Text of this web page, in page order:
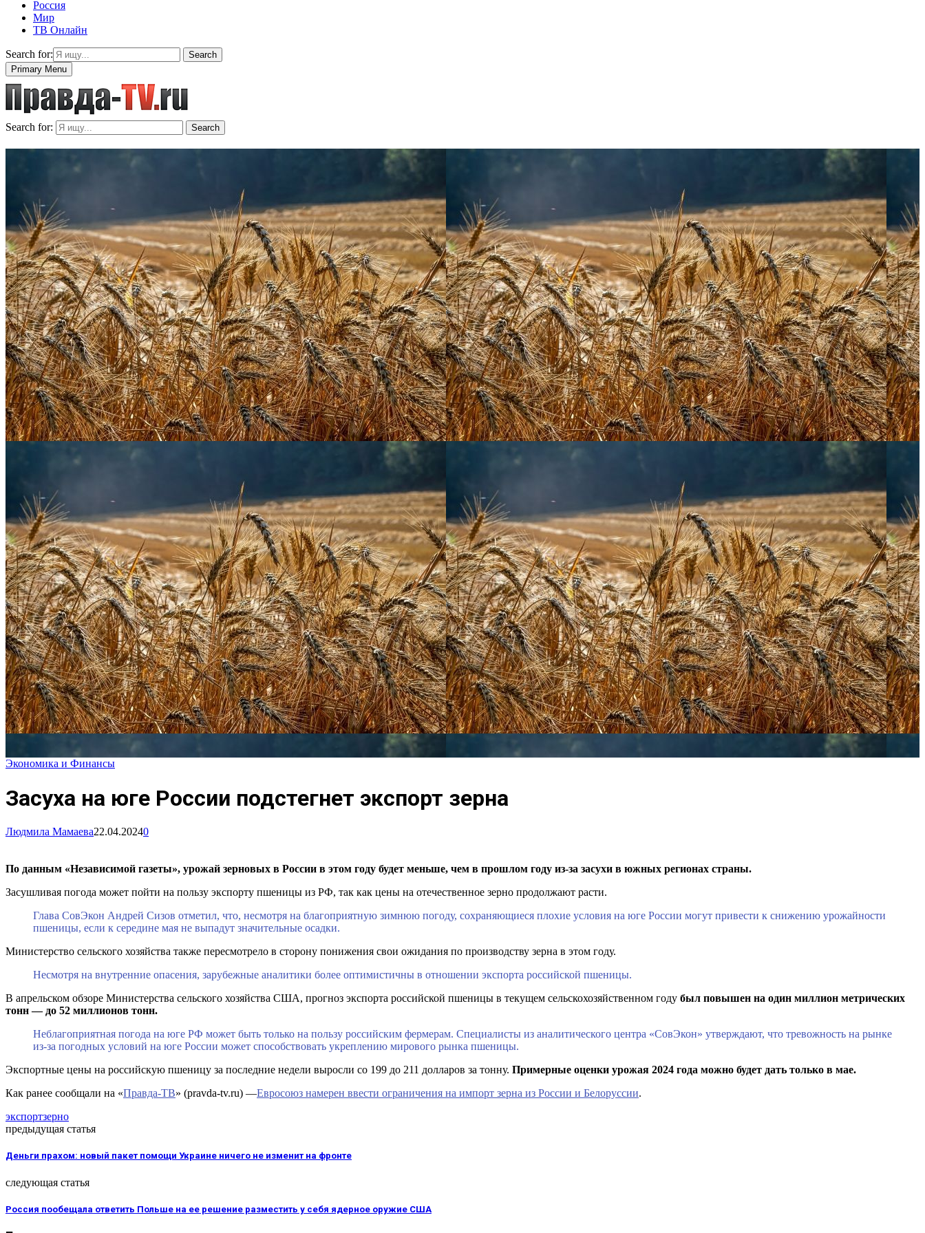
Россия
Мир
ТВ Онлайн
Search for:
Search
Primary Menu
Search for: Search
Экономика и Финансы
Засуха на юге России подстегнет экспорт зерна
Людмила Мамаева22.04.20240
По данным «Независимой газеты», урожай зерновых в России в этом году будет меньше, чем в прошлом году из-за засухи в южных регионах страны.
Засушливая погода может пойти на пользу экспорту пшеницы из РФ, так как цены на отечественное зерно продолжают расти.
Глава СовЭкон Андрей Сизов отметил, что, несмотря на благоприятную зимнюю погоду, сохраняющиеся плохие условия на юге России могут привести к снижению урожайности
пшеницы, если к середине мая не выпадут значительные осадки.
Министерство сельского хозяйства также пересмотрело в сторону понижения свои ожидания по производству зерна в этом году.
Несмотря на внутренние опасения, зарубежные аналитики более оптимистичны в отношении экспорта российской пшеницы.
В апрельском обзоре Министерства сельского хозяйства США, прогноз экспорта российской пшеницы в текущем сельскохозяйственном году был повышен на один миллион метрических
тонн — до 52 миллионов тонн.
Неблагоприятная погода на юге РФ может быть только на пользу российским фермерам. Специалисты из аналитического центра «СовЭкон» утверждают, что тревожность на рынке
из-за погодных условий на юге России может способствовать укреплению мирового рынка пшеницы.
Экспортные цены на российскую пшеницу за последние недели выросли со 199 до 211 долларов за тонну. Примерные оценки урожая 2024 года можно будет дать только в мае.
Как ранее сообщали на «Правда-ТВ» (pravda-tv.ru) —Евросоюз намерен ввести ограничения на импорт зерна из России и Белоруссии.
экспортзерно
предыдущая статья
Деньги прахом: новый пакет помощи Украине ничего не изменит на фронте
следующая статья
Россия пообещала ответить Польше на ее решение разместить у себя ядерное оружие США